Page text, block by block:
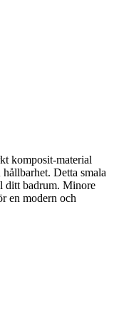
komposit-material
Detta smala
ditt badrum. Minore
en modern och